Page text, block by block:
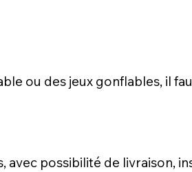
ou des jeux gonflables, il
avec possibilité de livraison,